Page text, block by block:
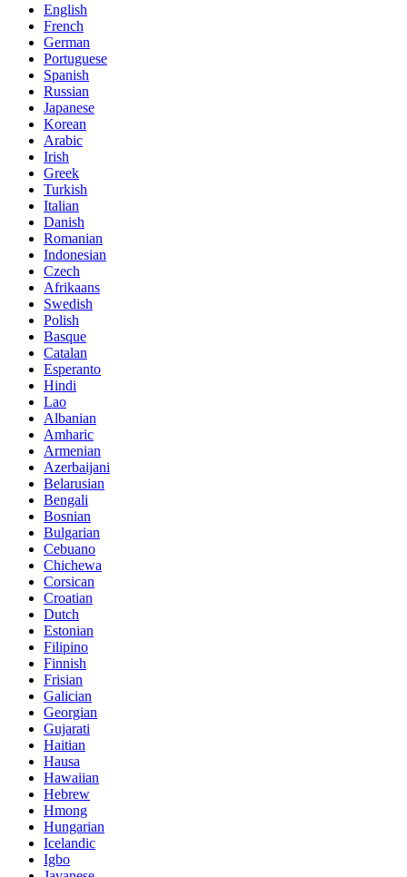
English
French
German
Portuguese
Spanish
Russian
Japanese
Korean
Arabic
Irish
Greek
Turkish
Italian
Danish
Romanian
Indonesian
Czech
Afrikaans
Swedish
Polish
Basque
Catalan
Esperanto
Hindi
Lao
Albanian
Amharic
Armenian
Azerbaijani
Belarusian
Bengali
Bosnian
Bulgarian
Cebuano
Chichewa
Corsican
Croatian
Dutch
Estonian
Filipino
Finnish
Frisian
Galician
Georgian
Gujarati
Haitian
Hausa
Hawaiian
Hebrew
Hmong
Hungarian
Icelandic
Igbo